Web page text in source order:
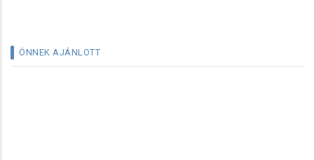
ÖNNEK AJÁNLOTT